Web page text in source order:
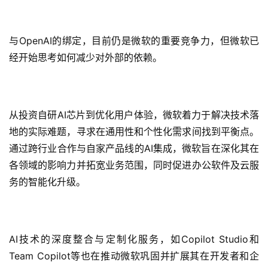
与OpenAI的绑定，目前仍是微软的重要竞争力，但微软已
经开始思考如何减少对外部的依赖。
从投资自研AI芯片到优化用户体验，微软着力于解决技术落
地的实际难题，寻求在通用性和个性化需求间找到平衡点。
通过跨行业合作与自家产品线的AI集成，微软旨在深化其在
各领域的影响力并拓宽业务范围，同时促进办公软件及云服
务的智能化升级。
AI技术的深度整合与定制化服务，如Copilot Studio和
Team Copilot等也在推动微软巩固并扩展其在开发者和企